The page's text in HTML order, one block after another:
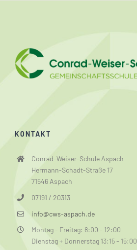
KONTAKT
Conrad-Weiser-Schule Aspach
Hermann-Schadt-Straße 17
71546 Aspach
07191 / 20313
info@cws-aspach.de
Montag - Freitag: 8:00 - 12:00
Dienstag + Donnerstag 13:15 - 15:00